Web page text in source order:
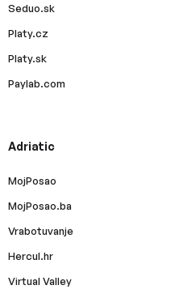
Seduo.sk
Platy.cz
Platy.sk
Paylab.com
Adriatic
MojPosao
MojPosao.ba
Vrabotuvanje
Hercul.hr
Virtual Valley